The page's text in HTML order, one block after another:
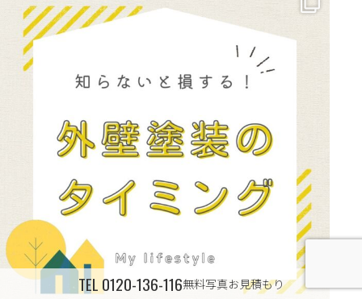
...
TEL 0120-136-116無料写真お見積もり